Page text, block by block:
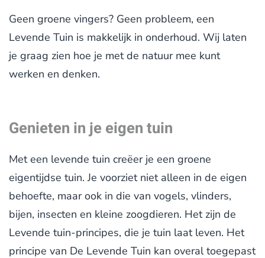
Geen groene vingers? Geen probleem, een
Levende Tuin is makkelijk in onderhoud. Wij laten
je graag zien hoe je met de natuur mee kunt
werken en denken.
Genieten in je eigen tuin
Met een levende tuin creëer je een groene
eigentijdse tuin. Je voorziet niet alleen in de eigen
behoefte, maar ook in die van vogels, vlinders,
bijen, insecten en kleine zoogdieren. Het zijn de
Levende tuin-principes, die je tuin laat leven. Het
principe van De Levende Tuin kan overal toegepast